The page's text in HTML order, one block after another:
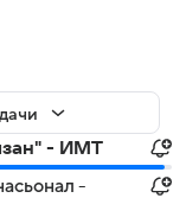
- ИМТ
-